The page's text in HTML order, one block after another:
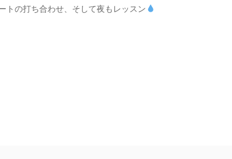
トの打ち合わせ、そして夜もレッスン